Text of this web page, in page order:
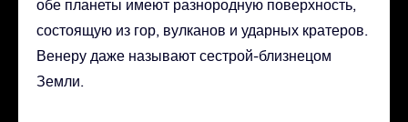
обе планеты имеют разнородную поверхность,
состоящую из гор, вулканов и ударных кратеров.
Венеру даже называют сестрой-близнецом
Земли.